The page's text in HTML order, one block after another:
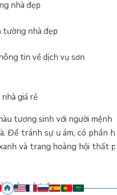
tường nhà đẹp
giá rẻ
tương sinh với người mệnh
Để tránh sự u ám, có phần
và trang hoàng hội thất